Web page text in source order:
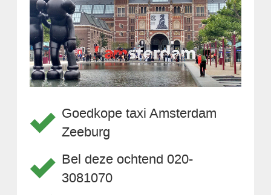
Goedkope taxi Amsterdam
Zeeburg
Bel deze ochtend 020-
3081070